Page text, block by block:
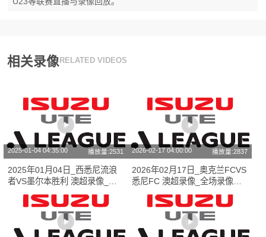
相关录像 RELATED VIDEOS
2025-01-04 04:35:00 播放量:2531
2025年01月04日_西悉尼流浪
者VS墨尔本胜利 澳超录像_高
清录像【全场回放】
2026-02-17 04:00:00 播放量:2837
2026年02月17日_奥克兰FCVS
悉尼FC 澳超录像_全场录像
【高清回放】